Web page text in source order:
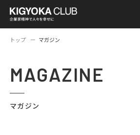
トップ マガジン
MAGAZINE
マガジン